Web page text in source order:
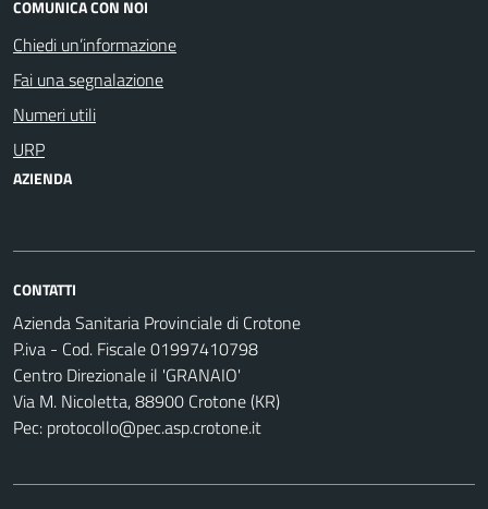
COMUNICA CON NOI
Chiedi un’informazione
Fai una segnalazione
Numeri utili
URP
AZIENDA
CONTATTI
Azienda Sanitaria Provinciale di Crotone
P.iva - Cod. Fiscale 01997410798
Centro Direzionale il 'GRANAIO'
Via M. Nicoletta, 88900 Crotone (KR)
Pec: protocollo@pec.asp.crotone.it